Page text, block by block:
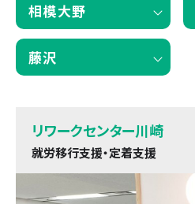
相模大野
藤沢
リワークセンター川崎
就労移行支援・定着支援